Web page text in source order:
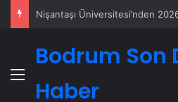
Menü
Bodrum Son
Haber